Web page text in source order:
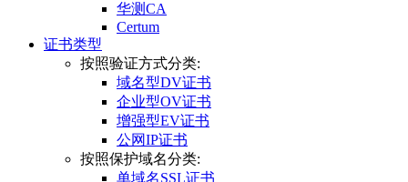
华测CA
Certum
证书类型
按照验证方式分类:
域名型DV证书
企业型OV证书
增强型EV证书
公网IP证书
按照保护域名分类:
单域名SSL证书